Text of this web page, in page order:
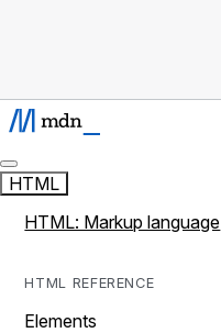
HTML
HTML: Markup language
HTML REFERENCE
Elements